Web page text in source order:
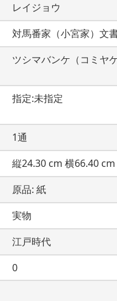
レイジョウ
対馬番家（小宮家）文
ツシマバンケ（コミヤ
指定:未指定
1通
縦24.30 cm 横66.40 cm
原品: 紙
実物
江戸時代
0